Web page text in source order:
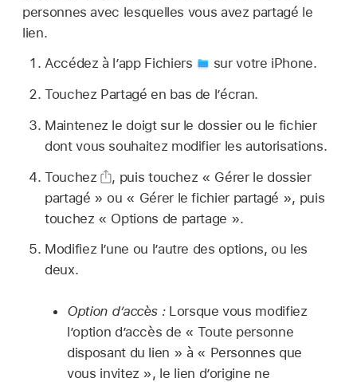
personnes avec lesquelles vous avez partagé le
lien.
Accédez à l’app Fichiers
sur votre iPhone.
Touchez Partagé en bas de l’écran.
Maintenez le doigt sur le dossier ou le fichier
dont vous souhaitez modifier les autorisations.
Touchez
, puis touchez « Gérer le dossier
partagé » ou « Gérer le fichier partagé », puis
touchez « Options de partage ».
Modifiez l’une ou l’autre des options, ou les
deux.
Option d’accès :Lorsque vous modifiez
l’option d’accès de « Toute personne
disposant du lien » à « Personnes que
vous invitez », le lien d’origine ne